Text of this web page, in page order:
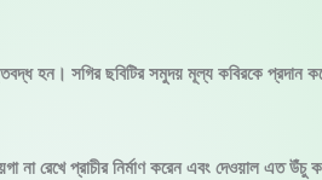
হন। সগির ছবিটির সমুদয় মূল্য কবিরকে প্রদান
না রেখে প্রাচীর নির্মাণ করেন এবং দেওয়াল এত